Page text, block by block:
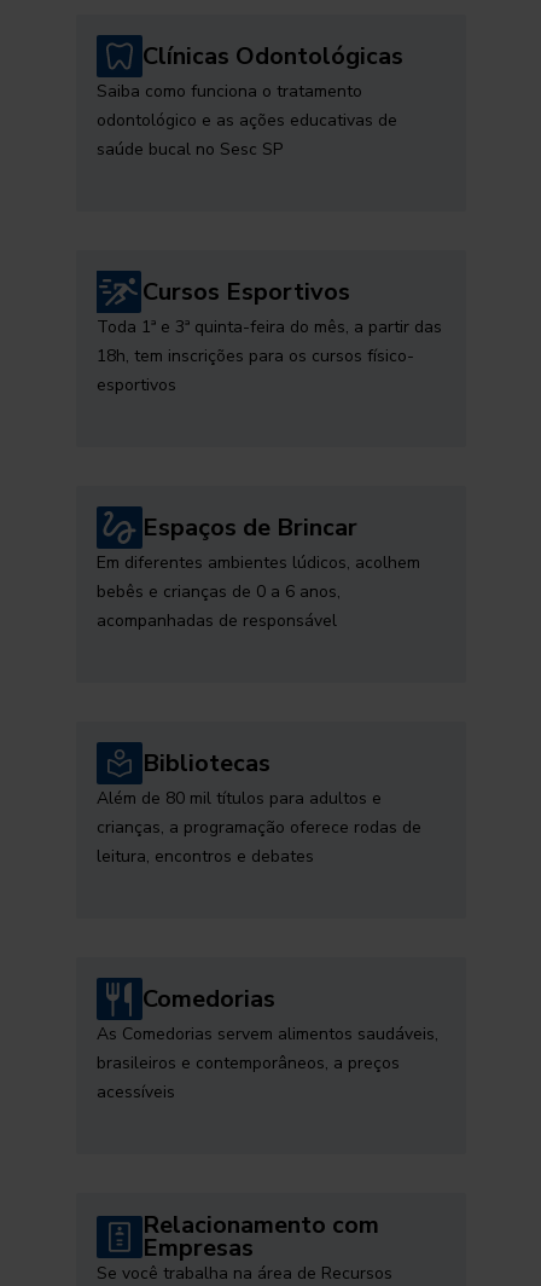
Clínicas Odontológicas
Saiba como funciona o tratamento
odontológico e as ações educativas de
saúde bucal no Sesc SP
Cursos Esportivos
Toda 1ª e 3ª quinta-feira do mês, a partir das
18h, tem inscrições para os cursos físico-
esportivos
Espaços de Brincar
Em diferentes ambientes lúdicos, acolhem
bebês e crianças de 0 a 6 anos,
acompanhadas de responsável
Bibliotecas
Além de 80 mil títulos para adultos e
crianças, a programação oferece rodas de
leitura, encontros e debates
Comedorias
As Comedorias servem alimentos saudáveis,
brasileiros e contemporâneos, a preços
acessíveis
Relacionamento com
Empresas
Se você trabalha na área de Recursos